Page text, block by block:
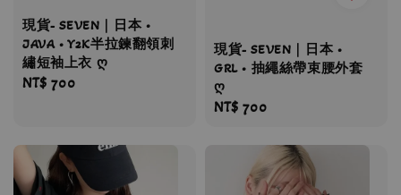
現貨- SEVEN｜日本 •
JAVA • Y2K半拉鍊翻領刺
繡短袖上衣 ღ
Regular
NT$ 700
現貨- SEVEN｜日本 •
GRL • 抽繩絲帶束腰外套
ღ
Regular
NT$ 700